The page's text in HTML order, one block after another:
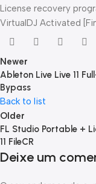
License recovery
VirtualDJ Activated
Newer
Ableton Live Live 11
Bypass
Back to list
Older
FL Studio Portable +
11 FileCR
Deixe um